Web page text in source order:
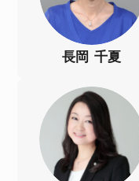
長岡 千夏